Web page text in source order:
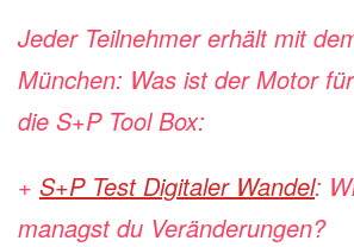
Jeder Teilnehmer erhält mit
München: Was ist der Motor
die S+P Tool Box:
+ S+P Test Digitaler Wandel:
managst du Veränderungen?